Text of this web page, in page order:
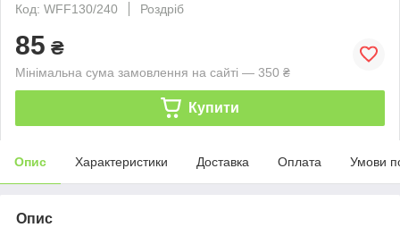
Код: WFF130/240
Роздріб
85 ₴
Мінімальна сума замовлення на сайті — 350 ₴
Купити
Опис Характеристики Доставка Оплата Умови
Опис